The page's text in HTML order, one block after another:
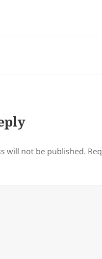
will not be published.